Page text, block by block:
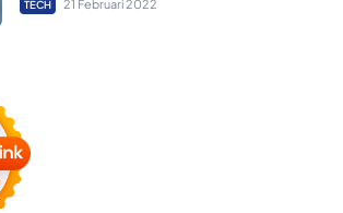
TECH 21 Februari 2022